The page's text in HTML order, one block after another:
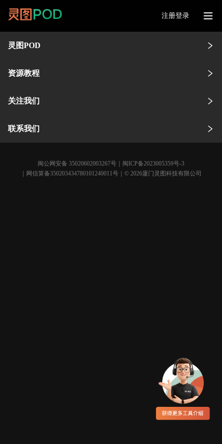
注册登录
灵图POD
资源教程
关注我们
联系我们
闽公网安备 35020602003267号
闽ICP备2023005359号-3
｜网信算备350203434780101240011号｜© 2026厦门灵图科技有限公司